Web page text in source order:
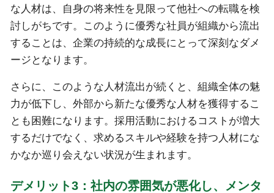
な人材は、自身の将来性を見限って他社への転職を検
討しがちです。このように優秀な社員が組織から流出
することは、企業の持続的な成長にとって深刻なダメ
ージとなります。
さらに、このような人材流出が続くと、組織全体の魅
力が低下し、外部から新たな優秀な人材を獲得するこ
とも困難になります。採用活動におけるコストが増大
するだけでなく、求めるスキルや経験を持つ人材にな
かなか巡り会えない状況が生まれます。
デメリット3：社内の雰囲気が悪化し、メンタ